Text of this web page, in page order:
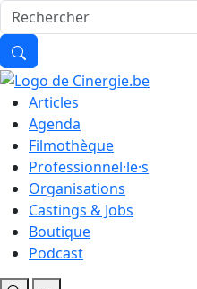
Articles
Agenda
Filmothèque
Professionnel·le·s
Organisations
Castings & Jobs
Boutique
Podcast